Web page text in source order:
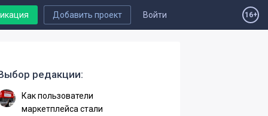
Войти
Добавить проект 16+
редакции:
Как пользователи
маркетплейса стали